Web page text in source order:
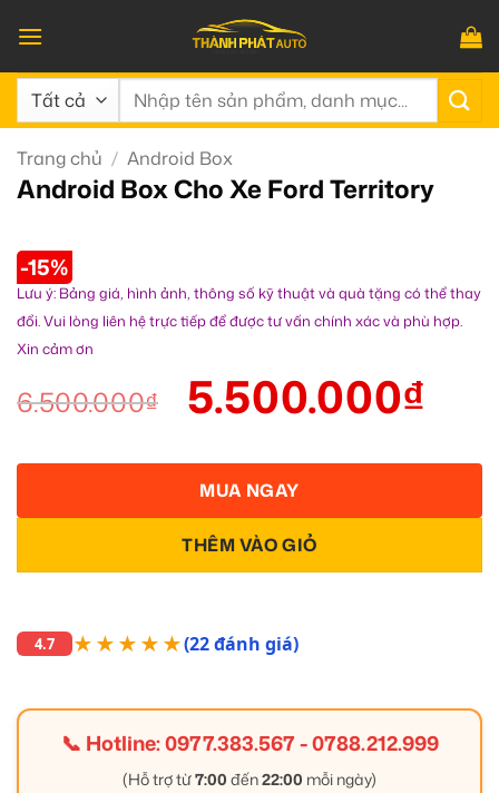
qua
nội
dung
Tìm
Trang chủ / Android Box
Android Box Cho Xe Ford Territory
-15%
Lưu ý: Bảng giá, hình ảnh, thông số kỹ thuật và quà tặng có thể thay
đổi. Vui lòng liên hệ trực tiếp để được tư vấn chính xác và phù hợp.
Xin cảm ơn
6.500.000₫ 5.500.000₫
THÊM VÀO GIỎ
MUA NGAY
4.7 ★★★★★(22 đánh giá)
📞 Hotline:0977.383.567-0788.212.999
(Hỗ trợ từ7:00 đến22:00 mỗi ngày)